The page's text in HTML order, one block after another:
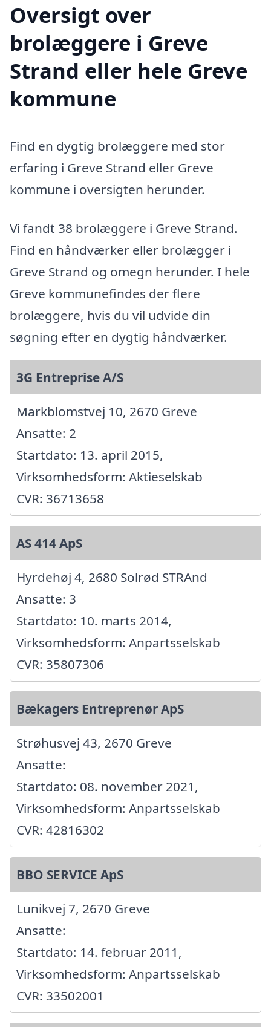
Oversigt over
brolæggere i Greve
Strand eller hele Greve
kommune
Find en dygtig brolæggere med stor
erfaring i Greve Strand eller Greve
kommune i oversigten herunder.
Vi fandt 38 brolæggere i Greve Strand.
Find en håndværker eller brolægger i
Greve Strand og omegn herunder. I hele
Greve kommunefindes der flere
brolæggere, hvis du vil udvide din
søgning efter en dygtig håndværker.
3G Entreprise A/S
Markblomstvej 10, 2670 Greve
Ansatte: 2
Startdato: 13. april 2015,
Virksomhedsform: Aktieselskab
CVR: 36713658
AS 414 ApS
Hyrdehøj 4, 2680 Solrød STRAnd
Ansatte: 3
Startdato: 10. marts 2014,
Virksomhedsform: Anpartsselskab
CVR: 35807306
Bækagers Entreprenør ApS
Strøhusvej 43, 2670 Greve
Ansatte:
Startdato: 08. november 2021,
Virksomhedsform: Anpartsselskab
CVR: 42816302
BBO SERVICE ApS
Lunikvej 7, 2670 Greve
Ansatte:
Startdato: 14. februar 2011,
Virksomhedsform: Anpartsselskab
CVR: 33502001